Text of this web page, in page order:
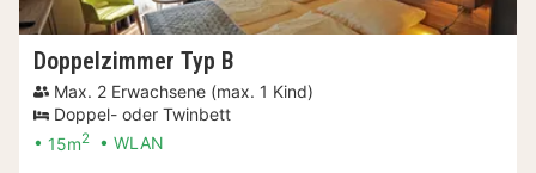
Doppelzimmer Typ B
Max. 2 Erwachsene (max. 1 Kind)
Doppel- oder Twinbett
15m2 WLAN